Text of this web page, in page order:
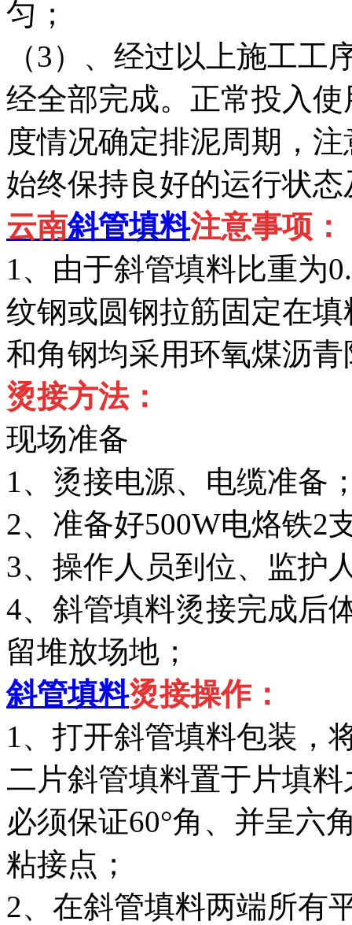
匀；
（3）、经过以上施工
经全部完成。正常投入
度情况确定排泥周期，
始终保持良好的运行状
云南斜管填料注意事项：
1、由于斜管填料比重为
纹钢或圆钢拉筋固定在
和角钢均采用环氧煤沥青
烫接方法：
现场准备
1、烫接电源、电缆准备
2、准备好500W电烙铁2
3、操作人员到位、监护
4、斜管填料烫接完成后
留堆放场地；
斜管填料烫接操作：
1、打开斜管填料包装，
二片斜管填料置于片填
必须保证60°角、并呈六
粘接点；
2、在斜管填料两端所有